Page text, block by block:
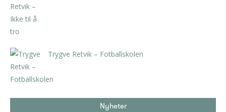
Trygve Retvik – Fotballskolen
Nyheter